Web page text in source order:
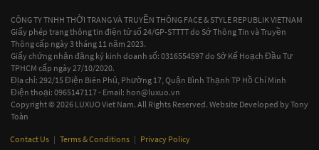
CÔNG TY TNHH THỜI TRANG VÀ TRUYỀN THÔNG FACE & STYLE REPUBLIK VIETNAM
Giấy phép trang thông tin điện tử số 24/GP-STTTT do Sở Thông Tin và Truyền
Thông cấp ngày 3 tháng 11 năm 2023.
Giấy chứng nhận đăng ký kinh doanh số: 0316554597 do Sở Kế Hoạch Đầu Tư
TPHCM cấp ngày 27/10/2020.
Địa chỉ: 292/15 Điện Biên Phủ, Phường 17, Quận Bình Thạnh TP Hồ Chí Minh
Điện thoại: 0965147117 - Email: hon@luxuo.vn
Copyright © 2026 LUXUO Viet Nam. All Rights Reserved. Website Developed byTony
Toàn
Contact Us | Terms & Conditions | Privacy Policy